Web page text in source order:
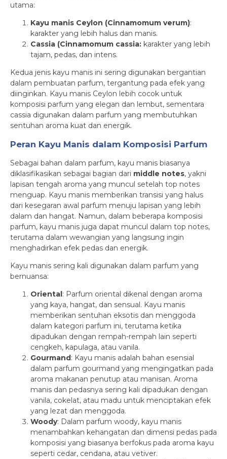
utama:
Kayu manis Ceylon (Cinnamomum verum):
karakter yang lebih halus dan manis.
Cassia (Cinnamomum cassia: karakter yang lebih
tajam, pedas, dan intens.
Kedua jenis kayu manis ini sering digunakan bergantian
dalam pembuatan parfum, tergantung pada efek yang
diinginkan. Kayu manis Ceylon lebih cocok untuk
komposisi parfum yang elegan dan lembut, sementara
cassia digunakan dalam parfum yang membutuhkan
sentuhan aroma kuat dan energik.
Peran Kayu Manis dalam Komposisi Parfum
Sebagai bahan dalam parfum, kayu manis biasanya
diklasifikasikan sebagai bagian dari middle notes, yakni
lapisan tengah aroma yang muncul setelah top notes
menguap. Kayu manis memberikan transisi yang halus
dari kesegaran awal parfum menuju lapisan yang lebih
dalam dan hangat. Namun, dalam beberapa komposisi
parfum, kayu manis juga dapat muncul dalam top notes,
terutama dalam wewangian yang langsung ingin
menghadirkan efek pedas dan energik.
Kayu manis sering kali digunakan dalam parfum yang
bernuansa:
Oriental: Parfum oriental dikenal dengan aroma
yang kaya, hangat, dan sensual. Kayu manis
memberikan sentuhan eksotis dan menggoda
dalam kategori parfum ini, terutama ketika
dipadukan dengan rempah-rempah lain seperti
cengkeh, kapulaga, atau vanila.
Gourmand: Kayu manis adalah bahan esensial
dalam parfum gourmand yang mengingatkan pada
aroma makanan penutup atau manisan. Aroma
manis dan pedasnya sering kali dipadukan dengan
vanila, cokelat, atau madu untuk menciptakan efek
yang lezat dan menggoda.
Woody: Dalam parfum woody, kayu manis
menambahkan kehangatan dan dimensi pedas pada
komposisi yang biasanya berfokus pada aroma kayu
seperti cedar, cendana, atau vetiver.